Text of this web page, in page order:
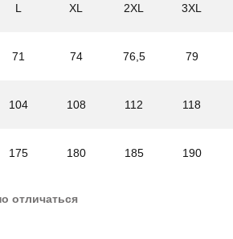
L
71
104
175
XL
74
108
180
2XL
76,5
112
185
3XL
79
118
190
отличаться